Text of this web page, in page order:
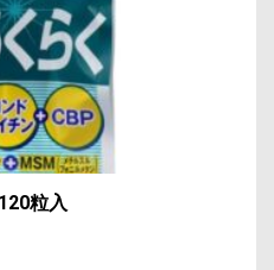
粒入